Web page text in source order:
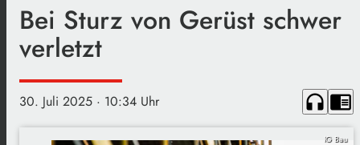
Bei Sturz von Gerüst schwer
verletzt
30. Juli 2025 · 10:34 Uhr headphones chrome_reader_mode
IG Bau